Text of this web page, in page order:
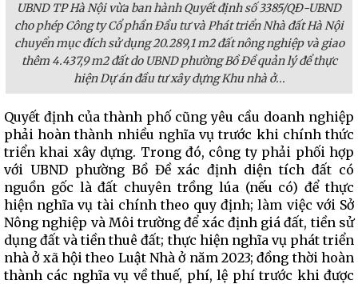
UBND TP Hà Nội vừa ban hành Quyết định số 3385/QĐ-UBND
cho phép Công ty Cổ phần Đầu tư và Phát triển Nhà đất Hà Nội
chuyển mục đích sử dụng 20.289,1 m2 đất nông nghiệp và giao
thêm 4.437,9 m2 đất do UBND phường Bồ Đề quản lý để thực
hiện Dự án đầu tư xây dựng Khu nhà ở...
Quyết định của thành phố cũng yêu cầu doanh nghiệp
phải hoàn thành nhiều nghĩa vụ trước khi chính thức
triển khai xây dựng. Trong đó, công ty phải phối hợp
với UBND phường Bồ Đề xác định diện tích đất có
nguồn gốc là đất chuyên trồng lúa (nếu có) để thực
hiện nghĩa vụ tài chính theo quy định; làm việc với Sở
Nông nghiệp và Môi trường để xác định giá đất, tiền sử
dụng đất và tiền thuê đất; thực hiện nghĩa vụ phát triển
nhà ở xã hội theo Luật Nhà ở năm 2023; đồng thời hoàn
thành các nghĩa vụ về thuế, phí, lệ phí trước khi được